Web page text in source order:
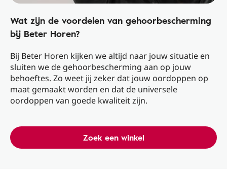
Wat zijn de voordelen van gehoorbescherming
bij Beter Horen?
Bij Beter Horen kijken we altijd naar jouw situatie en
sluiten we de gehoorbescherming aan op jouw
behoeftes. Zo weet jij zeker dat jouw oordoppen op
maat gemaakt worden en dat de universele
oordoppen van goede kwaliteit zijn.
Zoek een winkel